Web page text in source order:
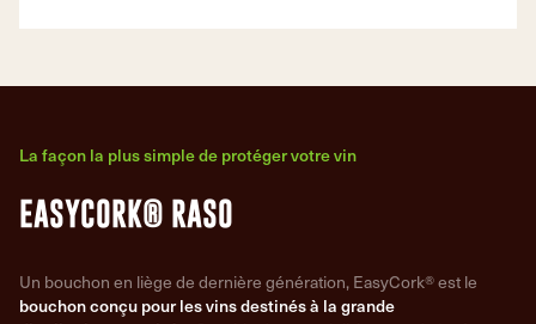
La façon la plus simple de protéger votre vin
EASYCORK® RASO
Un bouchon en liège de dernière génération, EasyCork® est le
bouchon conçu pour les vins destinés à la grande